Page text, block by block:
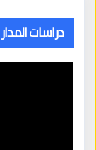
دراسات المدار